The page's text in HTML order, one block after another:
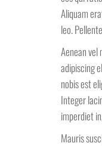
Aliquam
leo.
Aenean
adipiscing
nobis est
Integer
imperdiet
Mauris